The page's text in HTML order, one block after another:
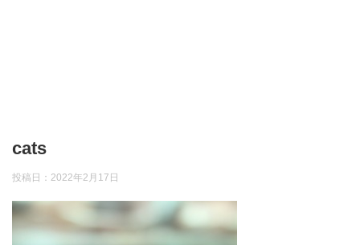
cats
投稿日： 2022年2月17日